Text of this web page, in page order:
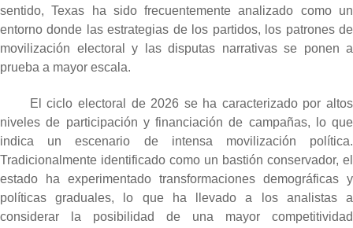
sentido, Texas ha sido frecuentemente analizado como un
entorno donde las estrategias de los partidos, los patrones de
movilización electoral y las disputas narrativas se ponen a
prueba a mayor escala.
El ciclo electoral de 2026 se ha caracterizado por altos
niveles de participación y financiación de campañas, lo que
indica un escenario de intensa movilización política.
Tradicionalmente identificado como un bastión conservador, el
estado ha experimentado transformaciones demográficas y
políticas graduales, lo que ha llevado a los analistas a
considerar la posibilidad de una mayor competitividad